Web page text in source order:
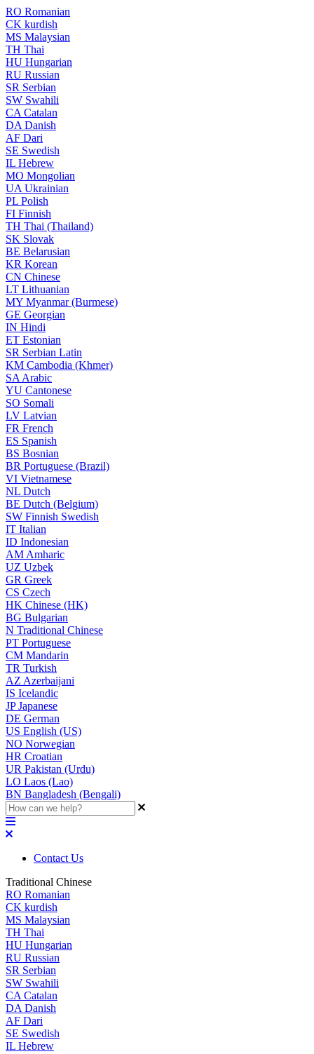
RO Romanian
CK kurdish
MS Malaysian
TH Thai
HU Hungarian
RU Russian
SR Serbian
SW Swahili
CA Catalan
DA Danish
AF Dari
SE Swedish
IL Hebrew
MO Mongolian
UA Ukrainian
PL Polish
FI Finnish
TH Thai (Thailand)
SK Slovak
BE Belarusian
KR Korean
CN Chinese
LT Lithuanian
MY Myanmar (Burmese)
GE Georgian
IN Hindi
ET Estonian
SR Serbian Latin
KM Cambodia (Khmer)
SA Arabic
YU Cantonese
SO Somali
LV Latvian
FR French
ES Spanish
BS Bosnian
BR Portuguese (Brazil)
VI Vietnamese
NL Dutch
BE Dutch (Belgium)
SW Finnish Swedish
IT Italian
ID Indonesian
AM Amharic
UZ Uzbek
GR Greek
CS Czech
HK Chinese (HK)
BG Bulgarian
N Traditional Chinese
PT Portuguese
CM Mandarin
TR Turkish
AZ Azerbaijani
IS Icelandic
JPJapanese
DE German
US English (US)
NO Norwegian
HR Croatian
UR Pakistan (Urdu)
LO Laos (Lao)
BN Bangladesh (Bengali)
Contact Us
Traditional Chinese
RO Romanian
CK kurdish
MS Malaysian
TH Thai
HU Hungarian
RU Russian
SR Serbian
SW Swahili
CA Catalan
DA Danish
AF Dari
SE Swedish
IL Hebrew